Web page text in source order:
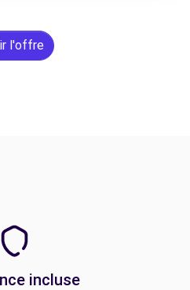
l'offre
incluse